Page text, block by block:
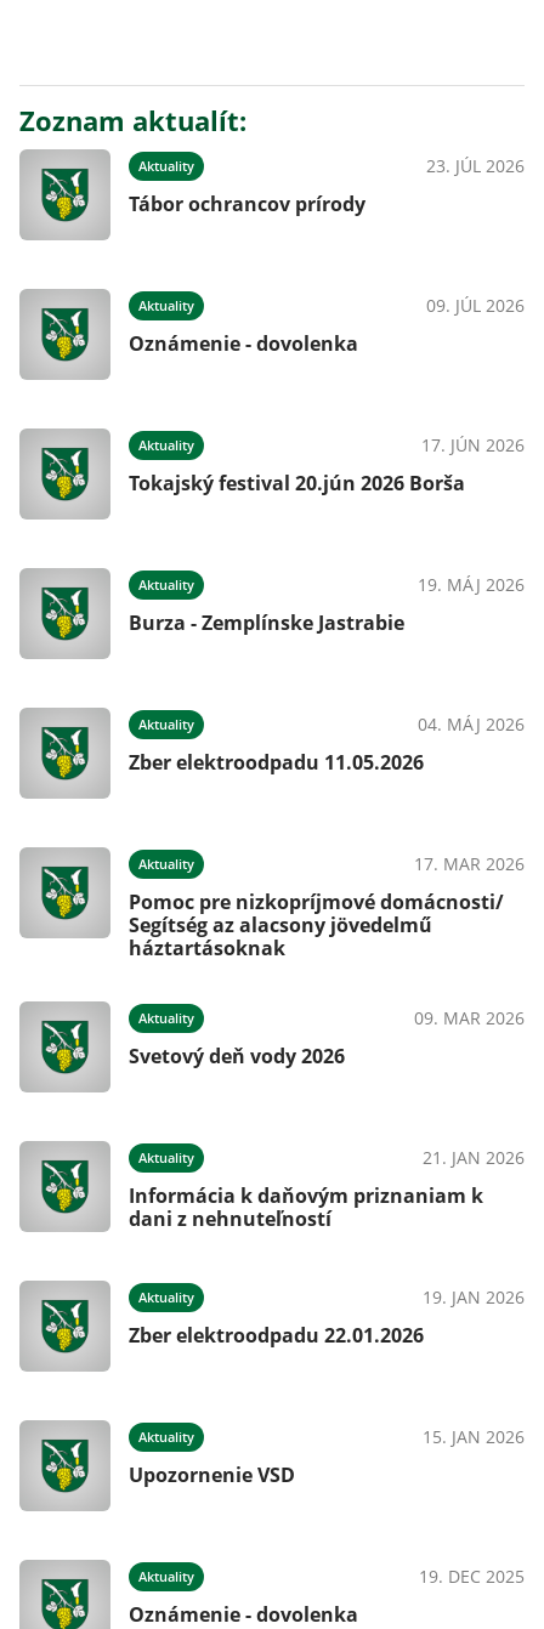
Zoznam aktualít:
Aktuality 23. JÚL 2026
Tábor ochrancov prírody
Aktuality 09. JÚL 2026
Oznámenie - dovolenka
Aktuality 17. JÚN 2026
Tokajský festival 20.jún 2026 Borša
Aktuality 19. MÁJ 2026
Burza - Zemplínske Jastrabie
Aktuality 04. MÁJ 2026
Zber elektroodpadu 11.05.2026
Aktuality 17. MAR 2026
Pomoc pre nizkopríjmové domácnosti/
Segítség az alacsony jövedelmű
háztartásoknak
Aktuality 09. MAR 2026
Svetový deň vody 2026
Aktuality 21. JAN 2026
Informácia k daňovým priznaniam k
dani z nehnuteľností
Aktuality 19. JAN 2026
Zber elektroodpadu 22.01.2026
Aktuality 15. JAN 2026
Upozornenie VSD
Aktuality 19. DEC 2025
Oznámenie - dovolenka